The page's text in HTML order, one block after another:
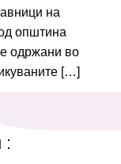
на
општина
одржани во
[…]
: